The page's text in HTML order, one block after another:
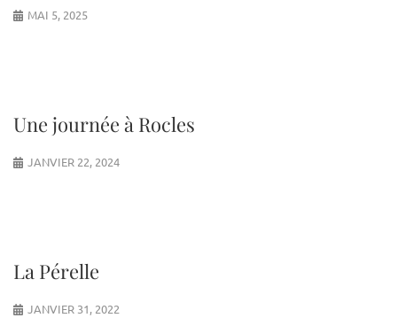
MAI 5, 2025
Une journée à Rocles
JANVIER 22, 2024
La Pérelle
JANVIER 31, 2022